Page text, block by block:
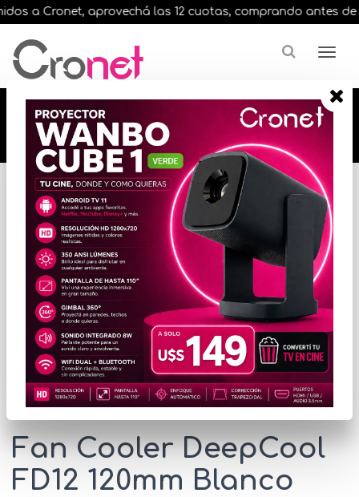
a Cronet, aprovechá las 12 cuotas, comprando antes de
🔥🔥🔥 12 cuotas, en todos nuestros artículos,
comprando antes de las 13 hrs. envíos en el
día 🔥🔥🔥
Inicio
VARIOS INFORMATICA
ACCESORIOS VARIOS
* Las imágenes se exhiben con fines ilustrativos.
Fan Cooler DeepCool
FD12 120mm Blanco